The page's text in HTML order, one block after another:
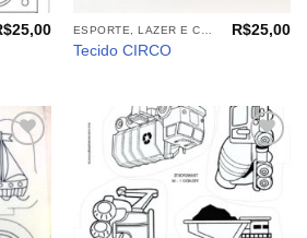
25,00 ESPORTE, LAZER E CIA (TECIDOS)
Tecido CIRCO
R$25,00
aos
Adicionar
aos
meus